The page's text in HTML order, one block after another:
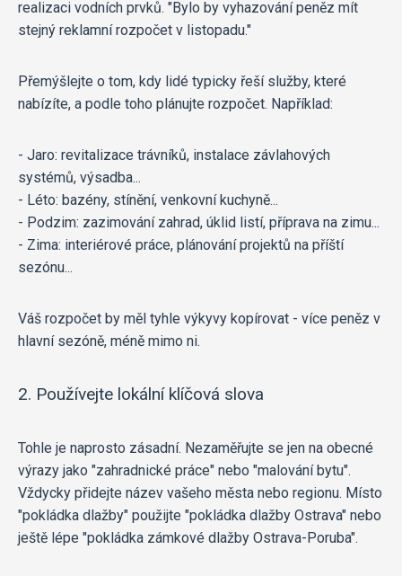
realizaci vodních prvků. "Bylo by vyhazování peněz mít
stejný reklamní rozpočet v listopadu."
Přemýšlejte o tom, kdy lidé typicky řeší služby, které
nabízíte, a podle toho plánujte rozpočet. Například:
- Jaro: revitalizace trávníků, instalace závlahových
systémů, výsadba...
- Léto: bazény, stínění, venkovní kuchyně...
- Podzim: zazimování zahrad, úklid listí, příprava na zimu...
- Zima: interiérové práce, plánování projektů na příští
sezónu...
Váš rozpočet by měl tyhle výkyvy kopírovat - více peněz v
hlavní sezóně, méně mimo ni.
2. Používejte lokální klíčová slova
Tohle je naprosto zásadní. Nezaměřujte se jen na obecné
výrazy jako "zahradnické práce" nebo "malování bytu".
Vždycky přidejte název vašeho města nebo regionu. Místo
"pokládka dlažby" použijte "pokládka dlažby Ostrava" nebo
ještě lépe "pokládka zámkové dlažby Ostrava-Poruba".